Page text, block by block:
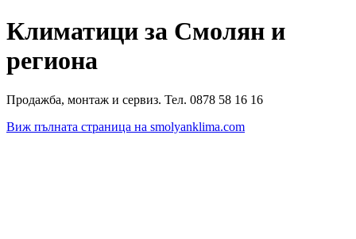
Климатици за Смолян и
региона
Продажба, монтаж и сервиз. Тел. 0878 58 16 16
Виж пълната страница на smolyanklima.com